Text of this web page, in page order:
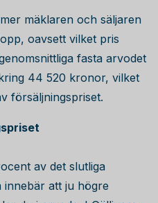
mäklaren och säljaren
oavsett vilket pris
fasta arvodet
44 520 kronor, vilket
försäljningspriset.
av det slutliga
innebär att ju högre